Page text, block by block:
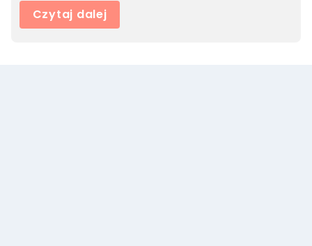
Czytaj dalej